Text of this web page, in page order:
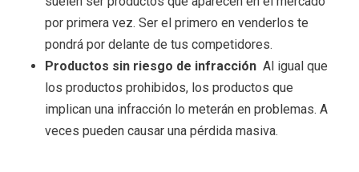
por primera vez. Ser el primero en venderlos te
pondrá por delante de tus competidores.
Productos sin riesgo de infracción Al igual que
los productos prohibidos, los productos que
implican una infracción lo meterán en problemas. A
veces pueden causar una pérdida masiva.